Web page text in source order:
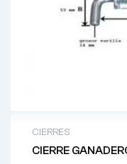
CIERRES
CIERRE